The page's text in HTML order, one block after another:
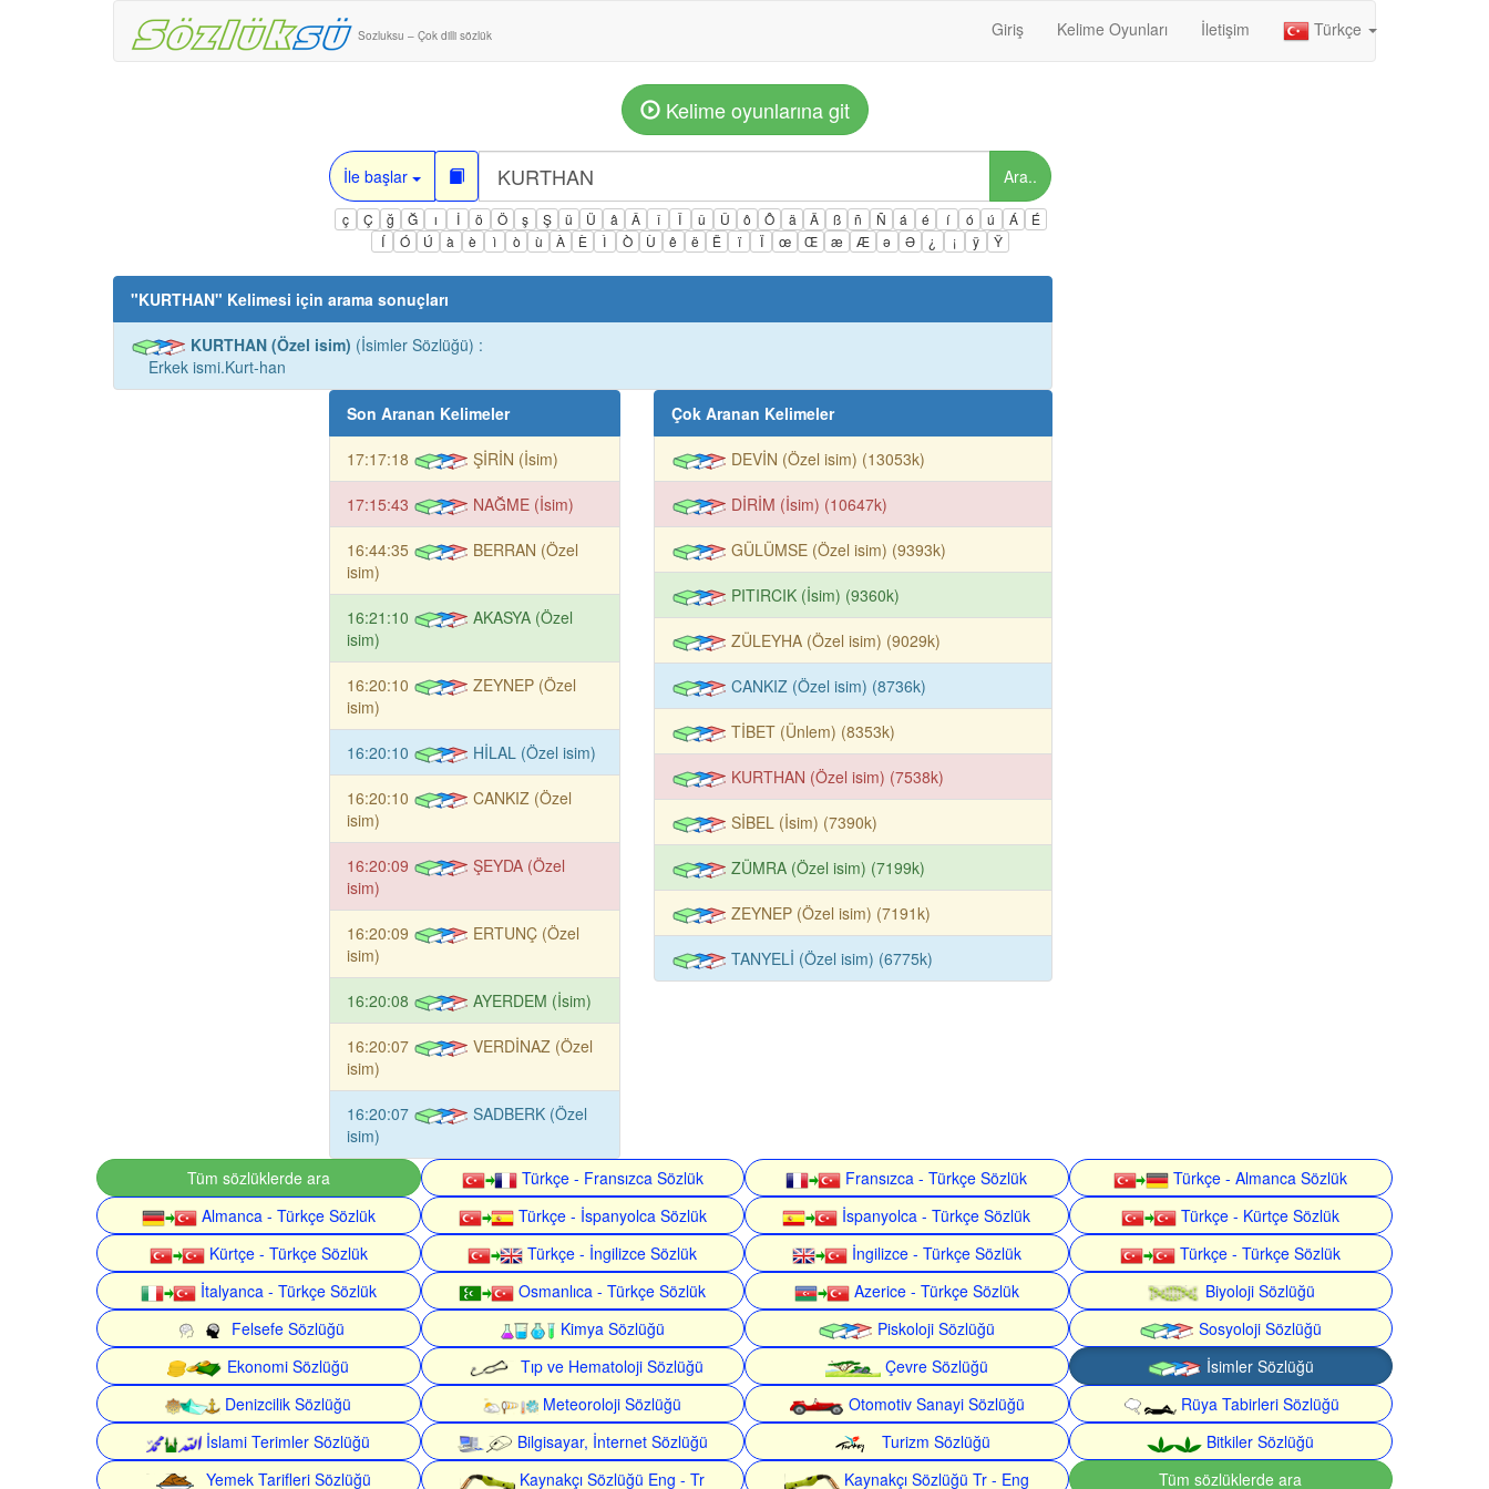
Sozluksu – Çok dilli sözlük Giriş Kelime Oyunları İletişim Türkçe
Kelime oyunlarına git
İle başlar Ara..
ç Ç ğ Ğ ı İ ö Ö ş Ş ü Ü â Â î Î û Û ô Ô ä Ä ß ñ Ñ á é í ó ú Á
É
Í
Ó Ú à è ì ò ù À È Ì Ò Ù ê ë Ë ï Ï œ Œ æ Æ ə Ə ¿ ¡ ÿ Ÿ
"KURTHAN" Kelimesi için arama sonuçları
KURTHAN (Özel isim) (İsimler Sözlüğü) :
Erkek ismi.Kurt-han
Son Aranan Kelimeler
17:17:18 ŞİRİN (İsim)
17:15:43 NAĞME (İsim)
16:44:35
BERRAN (Özel
isim)
16:21:10
AKASYA (Özel
isim)
16:20:10
ZEYNEP (Özel
isim)
16:20:10 HİLAL (Özel isim)
16:20:10
CANKIZ (Özel
isim)
16:20:09
ŞEYDA (Özel
isim)
16:20:09
ERTUNÇ (Özel
isim)
16:20:08 AYERDEM (İsim)
16:20:07
VERDİNAZ (Özel
isim)
16:20:07
SADBERK (Özel
isim)
Çok Aranan Kelimeler
DEVİN (Özel isim) (13053k)
DİRİM (İsim) (10647k)
GÜLÜMSE (Özel isim) (9393k)
PITIRCIK (İsim) (9360k)
ZÜLEYHA (Özel isim) (9029k)
CANKIZ (Özel isim) (8736k)
TİBET (Ünlem) (8353k)
KURTHAN (Özel isim) (7538k)
SİBEL (İsim) (7390k)
ZÜMRA (Özel isim) (7199k)
ZEYNEP (Özel isim) (7191k)
TANYELİ (Özel isim) (6775k)
Tüm sözlüklerde ara Türkçe - Fransızca Sözlük Fransızca - Türkçe Sözlük
Türkçe - Almanca Sözlük
Almanca - Türkçe Sözlük
Türkçe - İspanyolca Sözlük İspanyolca - Türkçe Sözlük
Türkçe - Kürtçe Sözlük
Kürtçe - Türkçe Sözlük
Türkçe - İngilizce Sözlük İngilizce - Türkçe Sözlük
Türkçe - Türkçe Sözlük
İtalyanca - Türkçe Sözlük
Osmanlıca - Türkçe Sözlük Azerice - Türkçe Sözlük
Biyoloji Sözlüğü
Felsefe Sözlüğü
Kimya Sözlüğü Piskoloji Sözlüğü
Sosyoloji Sözlüğü
Ekonomi Sözlüğü
Tıp ve Hematoloji Sözlüğü Çevre Sözlüğü
İsimler Sözlüğü
Denizcilik Sözlüğü
Meteoroloji Sözlüğü Otomotiv Sanayi Sözlüğü
Rüya Tabirleri Sözlüğü
İslami Terimler Sözlüğü
Bilgisayar, İnternet Sözlüğü Turizm Sözlüğü
Bitkiler Sözlüğü
Yemek Tarifleri Sözlüğü
Kaynakçı Sözlüğü Eng - Tr Kaynakçı Sözlüğü Tr - Eng Tüm sözlüklerde ara